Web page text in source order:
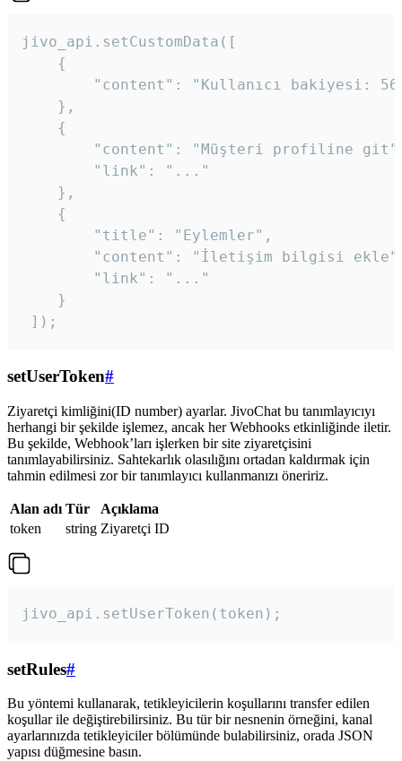
jivo_api.setCustomData([
    {
"content": "Kullanıcı bakiyesi:
    },
    {
"content": "Müşteri profiline
        "link": "..."
    },
    {
        "title": "Eylemler",
"content": "İletişim bilgisi
        "link": "..."
    }
]);
setUserToken#
Ziyaretçi kimliğini(ID number) ayarlar. JivoChat bu tanımlayıcıyı
herhangi bir şekilde işlemez, ancak her Webhooks etkinliğinde iletir.
Bu şekilde, Webhook’ları işlerken bir site ziyaretçisini
tanımlayabilirsiniz. Sahtekarlık olasılığını ortadan kaldırmak için
tahmin edilmesi zor bir tanımlayıcı kullanmanızı öneririz.
Alan adı Tür
Açıklama
token
string Ziyaretçi ID
jivo_api.setUserToken(token);
setRules#
Bu yöntemi kullanarak, tetikleyicilerin koşullarını transfer edilen
koşullar ile değiştirebilirsiniz. Bu tür bir nesnenin örneğini, kanal
ayarlarınızda tetikleyiciler bölümünde bulabilirsiniz, orada JSON
yapısı düğmesine basın.